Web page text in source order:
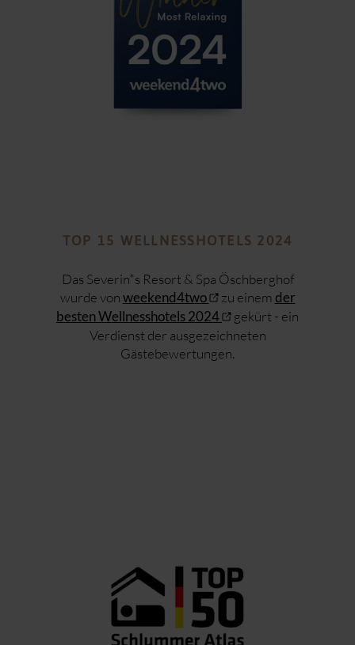
TOP 15 WELLNESSHOTELS 2024
Das Severin*s Resort & Spa Öschberghof
wurde von weekend4two zu einem der
besten Wellnesshotels 2024
gekürt - ein
Verdienst der ausgezeichneten
Gästebewertungen.